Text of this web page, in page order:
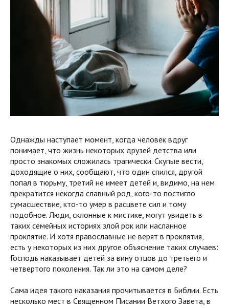
Однажды наступает момент, когда человек вдруг
понимает, что жизнь некоторых друзей детства или
просто знакомых сложилась трагически. Скупые вести,
доходящие о них, сообщают, что один спился, другой
попал в тюрьму, третий не имеет детей и, видимо, на нем
прекратится некогда славный род, кого-то постигло
сумасшествие, кто-то умер в расцвете сил и тому
подобное. Люди, склонные к мистике, могут увидеть в
таких семейных историях злой рок или насланное
проклятие. И хотя православные не верят в проклятия,
есть у некоторых из них другое объяснение таких случаев:
Господь наказывает детей за вину отцов до третьего и
четвертого поколения. Так ли это на самом деле?
Сама идея такого наказания прочитывается в Библии. Есть
несколько мест в Священном Писании Ветхого Завета, в